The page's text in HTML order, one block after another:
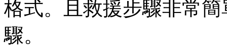
格式。且救援步驟非常
驟。